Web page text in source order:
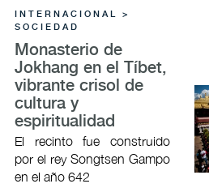
INTERNACIONAL >
SOCIEDAD
Monasterio de
Jokhang en el Tíbet,
vibrante crisol de
cultura y
espiritualidad
El recinto fue construido
por el rey Songtsen Gampo
en el año 642